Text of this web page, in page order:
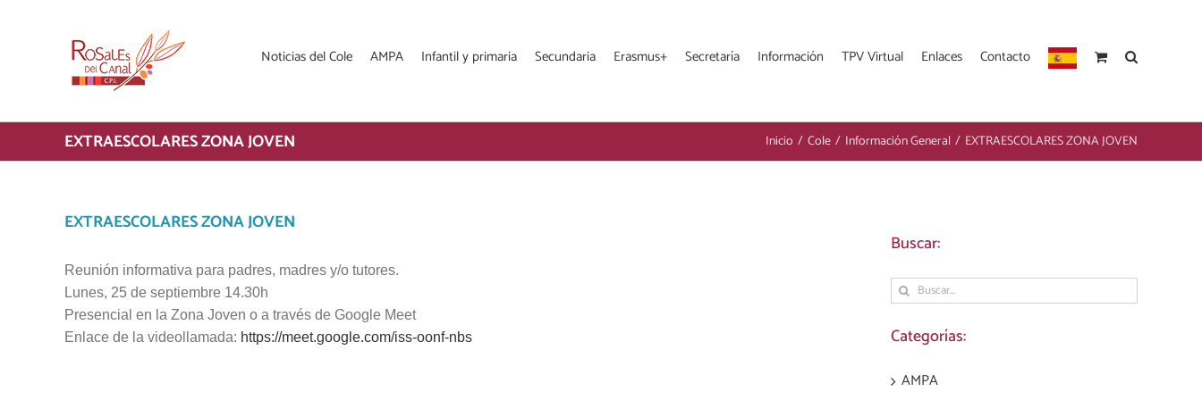
Noticias del Cole AMPA Infantil y primaria Secundaria Erasmus+ Secretaría Información TPV Virtual Enlaces Contacto
EXTRAESCOLARES ZONA JOVEN Inicio / Cole / Información General / EXTRAESCOLARES ZONA JOVEN
EXTRAESCOLARES ZONA JOVEN
Reunión informativa para padres, madres y/o tutores.
Lunes, 25 de septiembre 14.30h
Presencial en la Zona Joven o a través de Google Meet
Enlace de la videollamada: https://meet.google.com/iss-oonf-nbs
Buscar:
Buscar:
Categorías:
AMPA